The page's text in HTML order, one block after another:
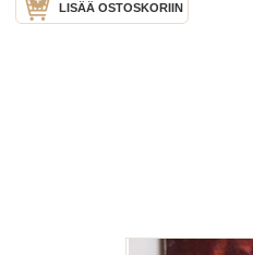
LISÄÄ OSTOSKORIIN